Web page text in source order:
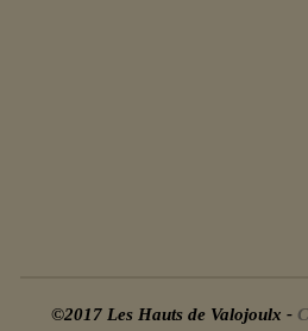
©2017 Les Hauts de Valojoulx -